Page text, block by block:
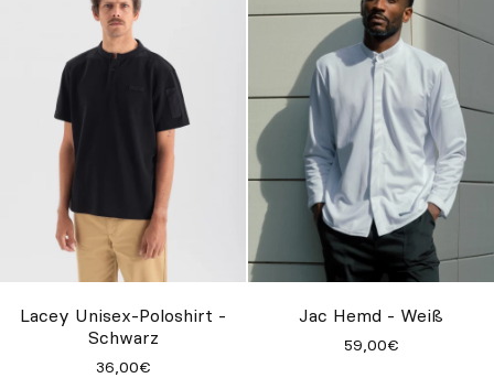
Lacey Unisex-Poloshirt -
Schwarz
36,00€
Jac Hemd - Weiß
59,00€